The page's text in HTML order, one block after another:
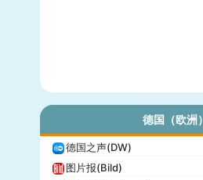
德国（欧洲）
德国之声(DW)
图片报(Bild)